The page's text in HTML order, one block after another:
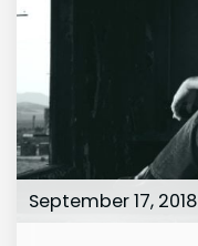
September 17, 2018